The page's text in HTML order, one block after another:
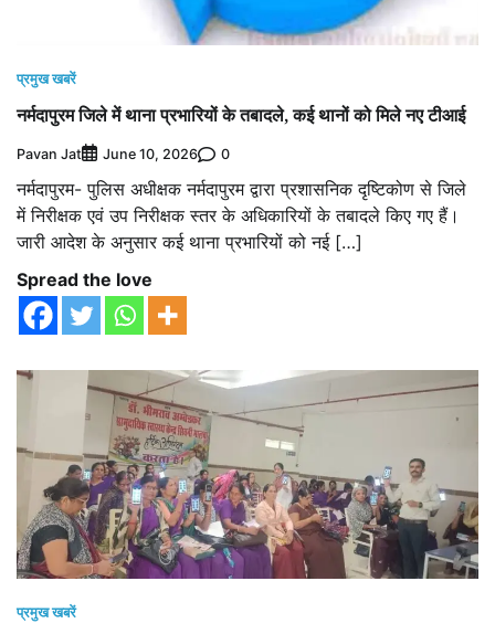
प्रमुख खबरें
नर्मदापुरम जिले में थाना प्रभारियों के तबादले, कई थानों को मिले नए टीआई
Pavan Jat June 10, 2026 0
नर्मदापुरम- पुलिस अधीक्षक नर्मदापुरम द्वारा प्रशासनिक दृष्टिकोण से जिले
में निरीक्षक एवं उप निरीक्षक स्तर के अधिकारियों के तबादले किए गए हैं।
जारी आदेश के अनुसार कई थाना प्रभारियों को नई […]
Spread the love
प्रमुख खबरें